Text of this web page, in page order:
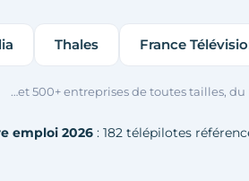
France Télévisions
…et 500+ entreprises de toutes tailles,
emploi 2026: 182 télépilotes